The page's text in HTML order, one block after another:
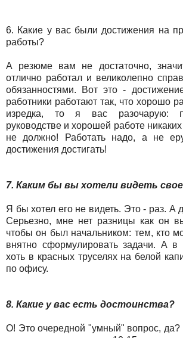
6. Какие у вас были достижения на
работы?
А резюме вам не достаточно,
отлично работал и великолепно
обязанностями. Вот это -
работники работают так, что хорошо
изредка, то я вас разочарую:
руководстве и хорошей работе
не должно! Работать надо, а не
достижения достигать!
7. Каким бы вы хотели видеть
Я бы хотел его не видеть. Это - раз. А
Серьезно, мне нет разницы как он
чтобы он был начальником: тем, кто
внятно сформулировать задачи. А в
хоть в красных труселях на белой
по офису.
8. Какие у вас есть достоинства?
О! Это очередной "умный" вопрос, да?